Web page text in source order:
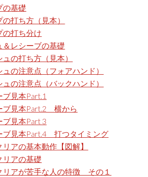
の基礎
打ち方（見本）
の打ち分け
＆レシーブの基礎
の打ち方（見本）
ュの注意点（フォアハンド）
ュの注意点（バックハンド）
ブ見本Part.1
ブ見本Part.2 横から
ブ見本Part 3
ブ見本Part.4 打つタイミング
リアの基本動作【図解】
リアの基礎
リアが苦手な人の特徴 その１